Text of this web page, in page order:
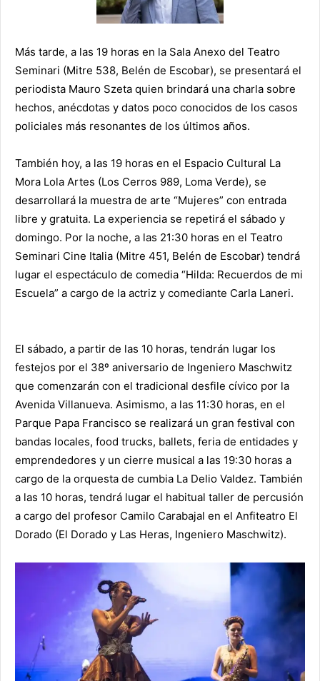
Más tarde, a las 19 horas en la Sala Anexo del Teatro
Seminari (Mitre 538, Belén de Escobar), se presentará el
periodista Mauro Szeta quien brindará una charla sobre
hechos, anécdotas y datos poco conocidos de los casos
policiales más resonantes de los últimos años.
También hoy, a las 19 horas en el Espacio Cultural La
Mora Lola Artes (Los Cerros 989, Loma Verde), se
desarrollará la muestra de arte “Mujeres” con entrada
libre y gratuita. La experiencia se repetirá el sábado y
domingo. Por la noche, a las 21:30 horas en el Teatro
Seminari Cine Italia (Mitre 451, Belén de Escobar) tendrá
lugar el espectáculo de comedia “Hilda: Recuerdos de mi
Escuela” a cargo de la actriz y comediante Carla Laneri.
El sábado, a partir de las 10 horas, tendrán lugar los
festejos por el 38º aniversario de Ingeniero Maschwitz
que comenzarán con el tradicional desfile cívico por la
Avenida Villanueva. Asimismo, a las 11:30 horas, en el
Parque Papa Francisco se realizará un gran festival con
bandas locales, food trucks, ballets, feria de entidades y
emprendedores y un cierre musical a las 19:30 horas a
cargo de la orquesta de cumbia La Delio Valdez. También
a las 10 horas, tendrá lugar el habitual taller de percusión
a cargo del profesor Camilo Carabajal en el Anfiteatro El
Dorado (El Dorado y Las Heras, Ingeniero Maschwitz).